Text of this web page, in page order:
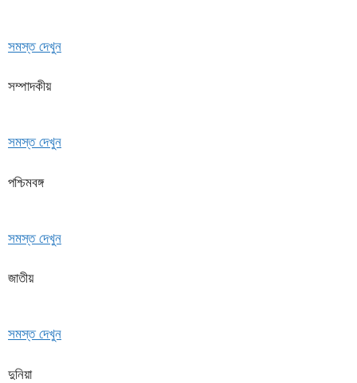
সমস্ত দেখুন
সম্পাদকীয়
সমস্ত দেখুন
পশ্চিমবঙ্গ
সমস্ত দেখুন
জাতীয়
সমস্ত দেখুন
দুনিয়া